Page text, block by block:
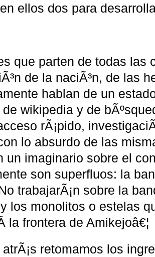
ellos dos para
que parten de todas las
de la naciÃ³n, de las
hablan de un
wikipedia y de
rÃ¡pido,
lo absurdo de las
un imaginario sobre el
son superfluos: la
trabajarÃ¡n sobre la
los monolitos o estelas
la frontera de Amikejoâ€¦
retomamos los